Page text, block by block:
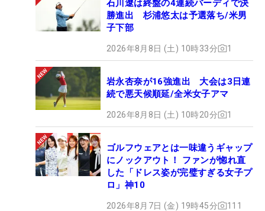
石川遼は終盤の4連続バーディで決
勝進出 杉浦悠太は予選落ち/米男
子下部
2026年8月8日 (土) 10時33分 1
岩永杏奈が16強進出 大会は3日連
続で悪天候順延/全米女子アマ
2026年8月8日 (土) 10時20分 1
ゴルフウェアとは一味違うギャップ
にノックアウト！ ファンが惚れ直
した「ドレス姿が完璧すぎる女子プ
ロ」神10
2026年8月7日 (金) 19時45分 111